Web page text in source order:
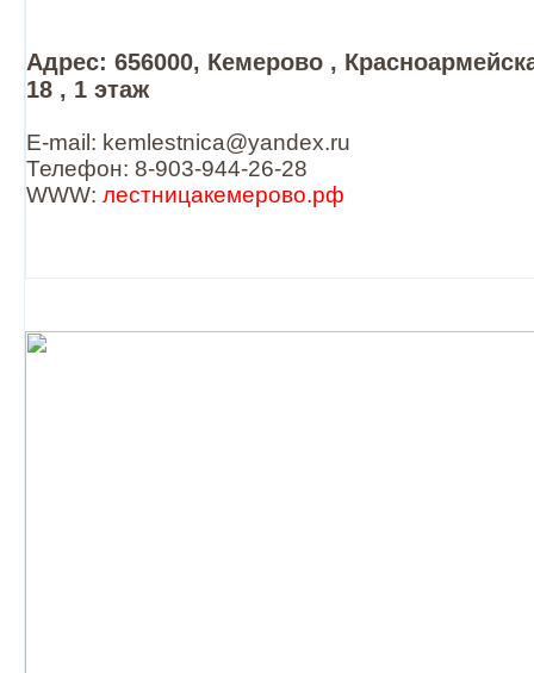
Адрес: 656000, Кемерово ,
18 , 1 этаж
E-mail: kemlestnica@yandex.ru
Телефон: 8-903-944-26-28
WWW: лестницакемерово.рф